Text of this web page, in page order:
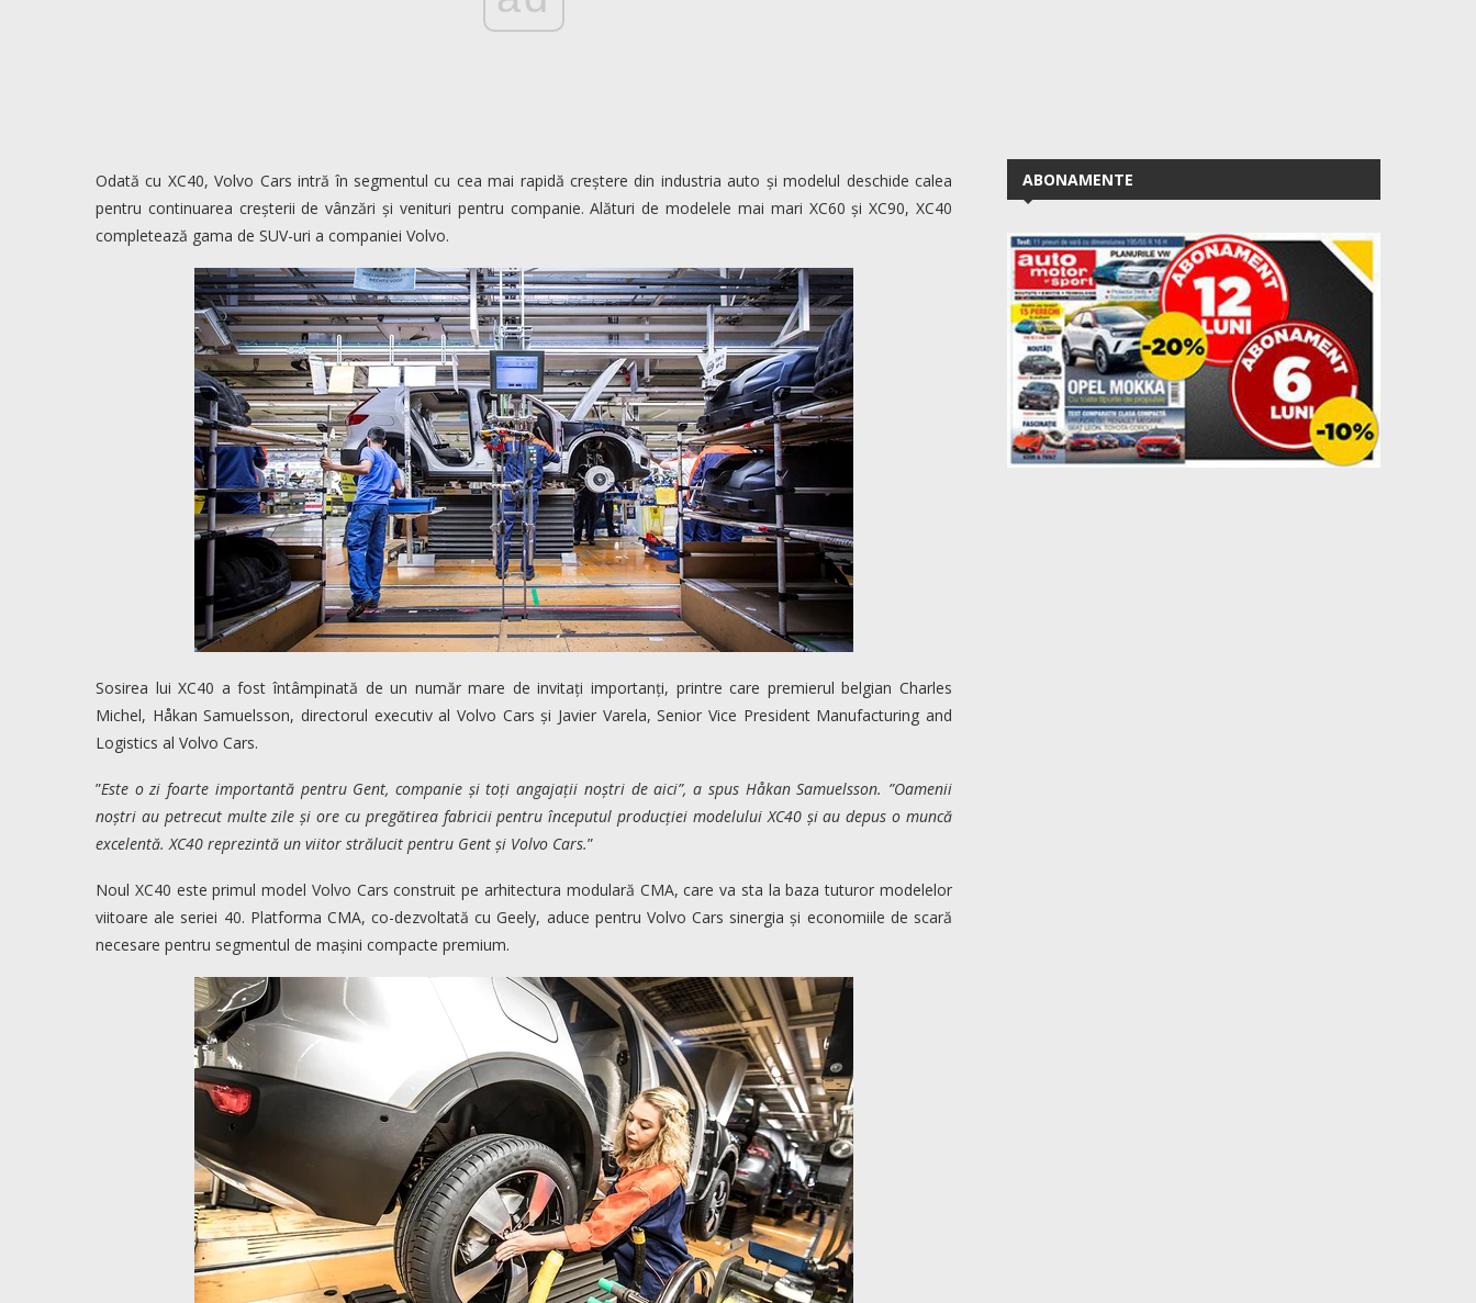
Odată cu XC40, Volvo Cars intră în segmentul cu cea mai rapidă creștere din industria auto și modelul deschide calea
pentru continuarea creșterii de vânzări și venituri pentru companie. Alături de modelele mai mari XC60 și XC90, XC40
completează gama de SUV-uri a companiei Volvo.
Sosirea lui XC40 a fost întâmpinată de un număr mare de invitați importanți, printre care premierul belgian Charles
Michel, Håkan Samuelsson, directorul executiv al Volvo Cars și Javier Varela, Senior Vice President Manufacturing and
Logistics al Volvo Cars.
”Este o zi foarte importantă pentru Gent, companie și toți angajații noștri de aici”, a spus Håkan Samuelsson. ”Oamenii
noștri au petrecut multe zile și ore cu pregătirea fabricii pentru începutul producției modelului XC40 și au depus o muncă
excelentă. XC40 reprezintă un viitor strălucit pentru Gent și Volvo Cars.”
Noul XC40 este primul model Volvo Cars construit pe arhitectura modulară CMA, care va sta la baza tuturor modelelor
viitoare ale seriei 40. Platforma CMA, co-dezvoltată cu Geely, aduce pentru Volvo Cars sinergia și economiile de scară
necesare pentru segmentul de mașini compacte premium.
ABONAMENTE